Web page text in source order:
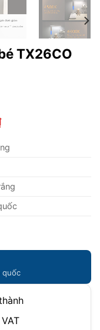
TX26CO
Giá
tại
990.000 ₫.
cấp số lượng